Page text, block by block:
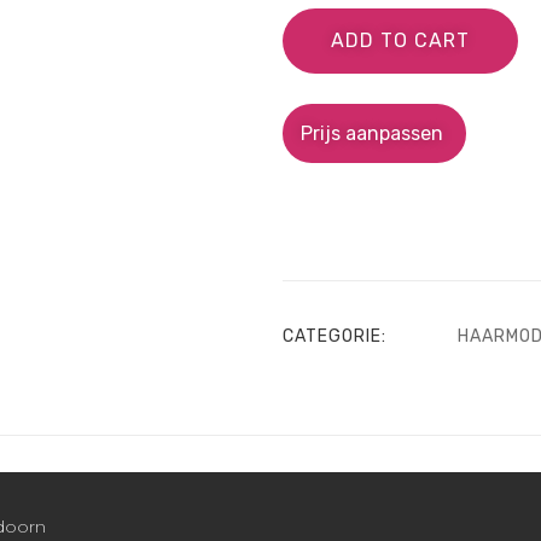
ADD TO CART
Prijs aanpassen
CATEGORIE: